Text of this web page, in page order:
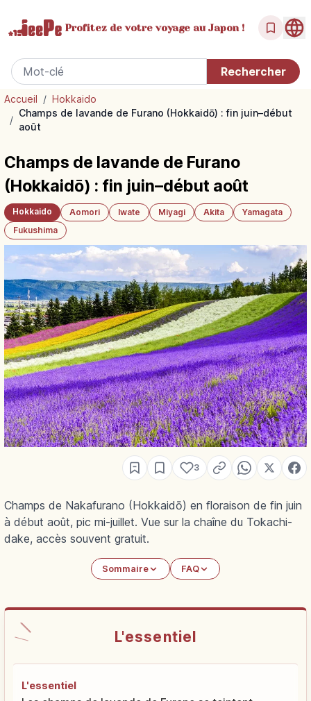
Profitez de votrevoyage au Japon !
Accueil / Hokkaido
/
Champs de lavande de Furano (Hokkaidō) : fin juin–début
août
Champs de lavande de Furano
(Hokkaidō) : fin juin–début août
Hokkaido Aomori Iwate Miyagi Akita
Yamagata
Fukushima
3
Champs de Nakafurano (Hokkaidō) en floraison de fin juin
à début août, pic mi-juillet. Vue sur la chaîne du Tokachi-
dake, accès souvent gratuit.
Sommaire FAQ
L'essentiel
L'essentiel